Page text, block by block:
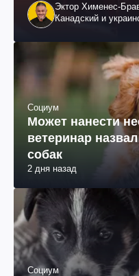
Эктор Хименес-
Канадский и
Социум
Может нанести
ветеринар
собак
2 дня назад
Социум